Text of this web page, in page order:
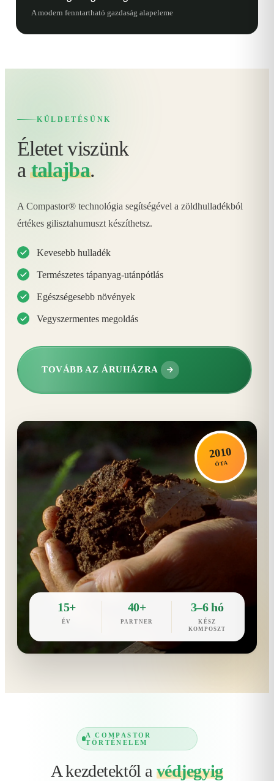
A modern fenntartható gazdaság alapeleme
KÜLDETÉSÜNK
Életet viszünk
atalajba.
A Compastor® technológia segítségével a zöldhulladékból
értékes gilisztahumuszt készíthetsz.
Kevesebb hulladék
Természetes tápanyag-utánpótlás
Egészségesebb növények
Vegyszermentes megoldás
TOVÁBB AZ ÁRUHÁZRA
2010
ÓTA
15+
ÉV
40+
PARTNER
3–6 hó
KÉSZ
KOMPOSZT
A COMPASTOR
TÖRTÉNELEM
A kezdetektől a védjegyig